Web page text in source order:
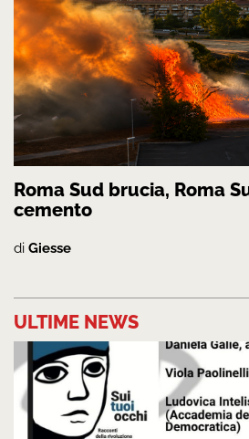
Roma Sud brucia, Roma
cemento
di Giesse
ULTIME NEWS